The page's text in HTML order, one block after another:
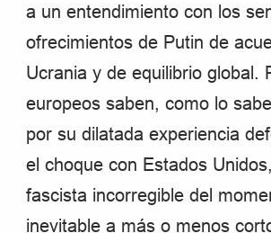
a un entendimiento con los
ofrecimientos de Putin de
Ucrania y de equilibrio global.
europeos saben, como lo
por su dilatada experiencia
el choque con Estados
fascista incorregible del
inevitable a más o menos